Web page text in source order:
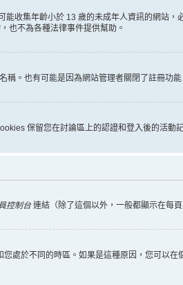
收集年齡小於 13 歲的未成年人資訊的網站
也不為各種法律事件提供幫助。
。也有可能是因為網站管理者關閉了註冊功
保留您在討論區上的認證和登入後的活
控制台連結（除了這個以外，一般都顯示在每
處於不同的時區。如果是這種原因，您可以